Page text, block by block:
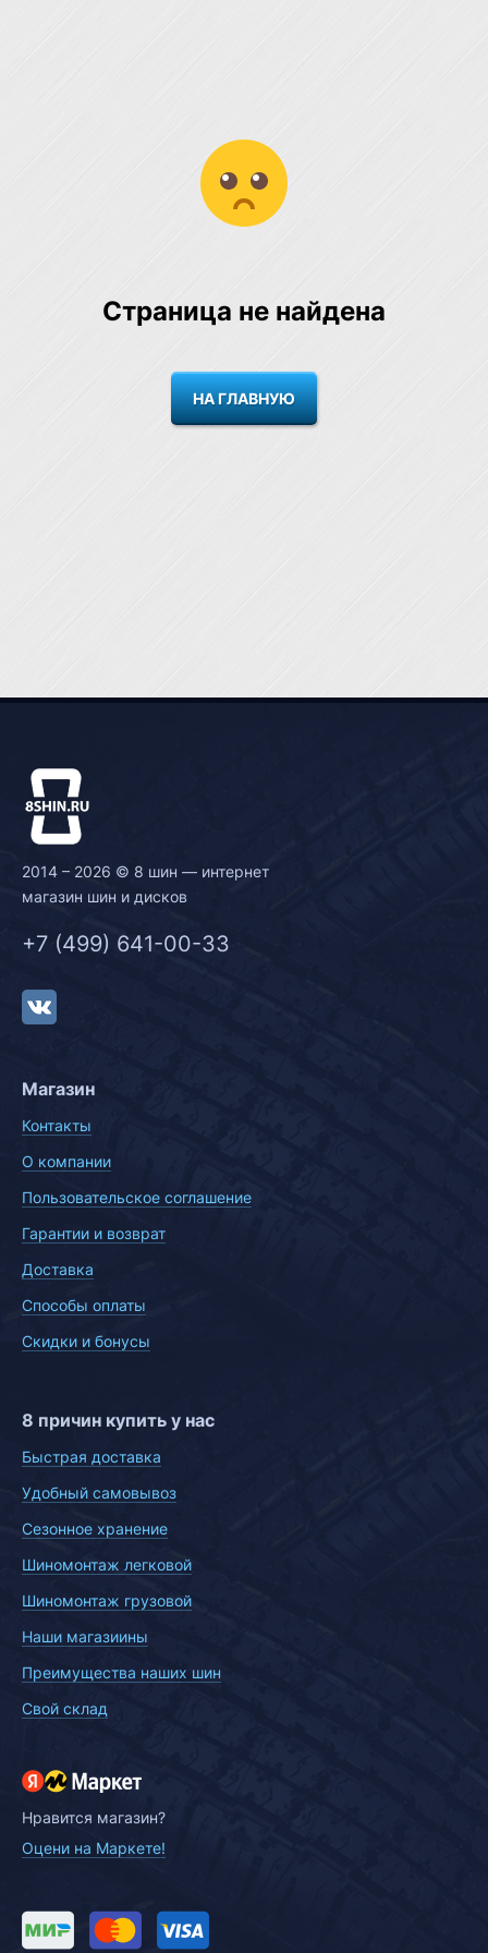
Страница не найдена
НА ГЛАВНУЮ
2014 – 2026 © 8 шин — интернет
магазин шин и дисков
+7 (499) 641-00-33
Магазин
Контакты
О компании
Пользовательское соглашение
Гарантии и возврат
Доставка
Способы оплаты
Скидки и бонусы
8 причин купить у нас
Быстрая доставка
Удобный самовывоз
Сезонное хранение
Шиномонтаж легковой
Шиномонтаж грузовой
Наши магазиины
Преимущества наших шин
Свой склад
Нравится магазин?
Оцени на Маркете!